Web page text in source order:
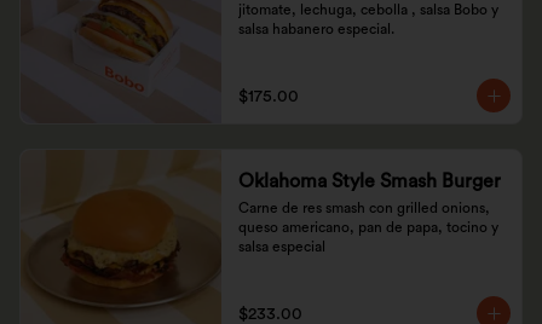
jitomate, lechuga, cebolla , salsa Bobo y
salsa habanero especial.
$175.00
Oklahoma Style Smash Burger
Carne de res smash con grilled onions,
queso americano, pan de papa, tocino y
salsa especial
$233.00